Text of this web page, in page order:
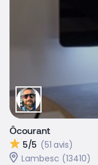
Ôcourant
5/5 (51 avis)
Lambesc (13410)